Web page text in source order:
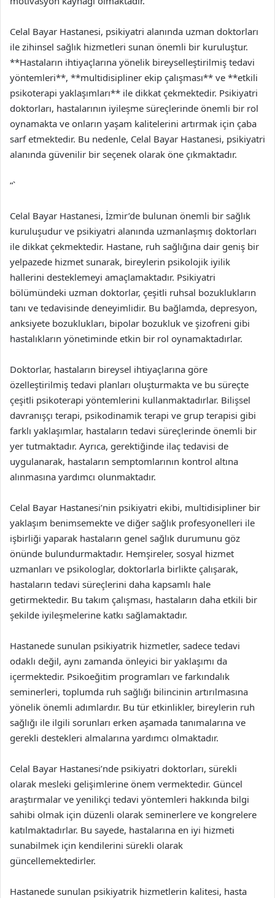
Celal Bayar Hastanesi, psikiyatri alanında uzman doktorları
ile zihinsel sağlık hizmetleri sunan önemli bir kuruluştur.
**Hastaların ihtiyaçlarına yönelik bireyselleştirilmiş tedavi
yöntemleri**, **multidisipliner ekip çalışması** ve **etkili
psikoterapi yaklaşımları** ile dikkat çekmektedir. Psikiyatri
doktorları, hastalarının iyileşme süreçlerinde önemli bir rol
oynamakta ve onların yaşam kalitelerini artırmak için çaba
sarf etmektedir. Bu nedenle, Celal Bayar Hastanesi, psikiyatri
alanında güvenilir bir seçenek olarak öne çıkmaktadır.
“`
Celal Bayar Hastanesi, İzmir’de bulunan önemli bir sağlık
kuruluşudur ve psikiyatri alanında uzmanlaşmış doktorları
ile dikkat çekmektedir. Hastane, ruh sağlığına dair geniş bir
yelpazede hizmet sunarak, bireylerin psikolojik iyilik
hallerini desteklemeyi amaçlamaktadır. Psikiyatri
bölümündeki uzman doktorlar, çeşitli ruhsal bozuklukların
tanı ve tedavisinde deneyimlidir. Bu bağlamda, depresyon,
anksiyete bozuklukları, bipolar bozukluk ve şizofreni gibi
hastalıkların yönetiminde etkin bir rol oynamaktadırlar.
Doktorlar, hastaların bireysel ihtiyaçlarına göre
özelleştirilmiş tedavi planları oluşturmakta ve bu süreçte
çeşitli psikoterapi yöntemlerini kullanmaktadırlar. Bilişsel
davranışçı terapi, psikodinamik terapi ve grup terapisi gibi
farklı yaklaşımlar, hastaların tedavi süreçlerinde önemli bir
yer tutmaktadır. Ayrıca, gerektiğinde ilaç tedavisi de
uygulanarak, hastaların semptomlarının kontrol altına
alınmasına yardımcı olunmaktadır.
Celal Bayar Hastanesi’nin psikiyatri ekibi, multidisipliner bir
yaklaşım benimsemekte ve diğer sağlık profesyonelleri ile
işbirliği yaparak hastaların genel sağlık durumunu göz
önünde bulundurmaktadır. Hemşireler, sosyal hizmet
uzmanları ve psikologlar, doktorlarla birlikte çalışarak,
hastaların tedavi süreçlerini daha kapsamlı hale
getirmektedir. Bu takım çalışması, hastaların daha etkili bir
şekilde iyileşmelerine katkı sağlamaktadır.
Hastanede sunulan psikiyatrik hizmetler, sadece tedavi
odaklı değil, aynı zamanda önleyici bir yaklaşımı da
içermektedir. Psikoeğitim programları ve farkındalık
seminerleri, toplumda ruh sağlığı bilincinin artırılmasına
yönelik önemli adımlardır. Bu tür etkinlikler, bireylerin ruh
sağlığı ile ilgili sorunları erken aşamada tanımalarına ve
gerekli destekleri almalarına yardımcı olmaktadır.
Celal Bayar Hastanesi’nde psikiyatri doktorları, sürekli
olarak mesleki gelişimlerine önem vermektedir. Güncel
araştırmalar ve yenilikçi tedavi yöntemleri hakkında bilgi
sahibi olmak için düzenli olarak seminerlere ve kongrelere
katılmaktadırlar. Bu sayede, hastalarına en iyi hizmeti
sunabilmek için kendilerini sürekli olarak
güncellemektedirler.
Hastanede sunulan psikiyatrik hizmetlerin kalitesi, hasta